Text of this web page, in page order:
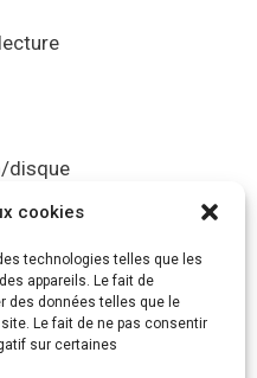
cookies
technologies telles que les
appareils. Le fait de
des données telles que le
Le fait de ne pas consentir
sur certaines
disque
4K 120Hz
2.1)